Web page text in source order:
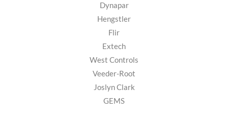
Dynapar
Hengstler
Flir
Extech
West Controls
Veeder-Root
Joslyn Clark
GEMS